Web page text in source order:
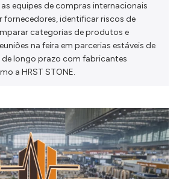
visitar a fábrica após a feira?
costuma levar a produção em
a consistência das lajes?
de exportação são
equipes de compras internacionais
fornecedores, identificar riscos de
categorias de produtos e
na feira em parcerias estáveis de
longo prazo com fabricantes
a HRST STONE.